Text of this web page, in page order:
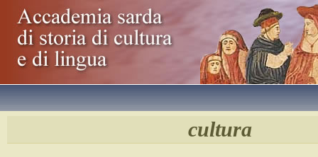
cultura